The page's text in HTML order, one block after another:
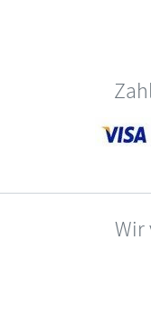
Wir